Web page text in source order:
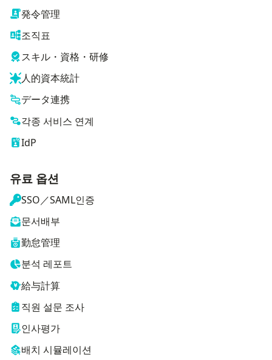
発令管理
조직표
スキル・資格・研修
人的資本統計
データ連携
각종 서비스 연계
IdP
유료 옵션
SSO／SAML인증
문서배부
勤怠管理
분석 레포트
給与計算
직원 설문 조사
인사평가
배치 시뮬레이션